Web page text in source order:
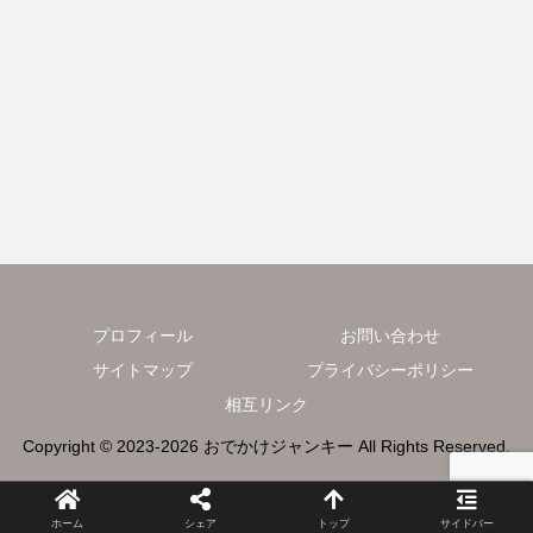
プロフィール
お問い合わせ
サイトマップ
プライバシーポリシー
相互リンク
Copyright © 2023-2026 おでかけジャンキー All Rights Reserved.
ホーム シェア トップ サイドバー